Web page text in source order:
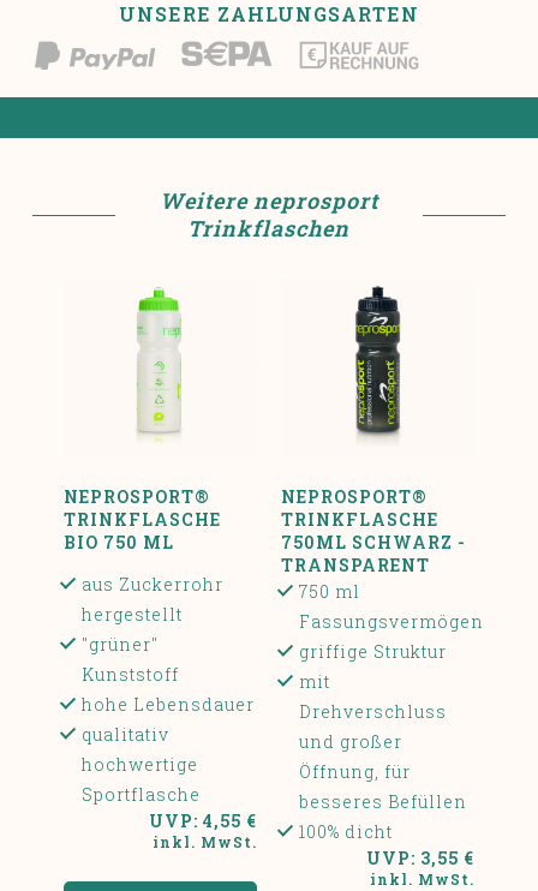
UNSERE ZAHLUNGSARTEN
Weitere neprosport
Trinkflaschen
NEPROSPORT®
TRINKFLASCHE
BIO 750 ML
aus Zuckerrohr
hergestellt
"grüner"
Kunststoff
hohe Lebensdauer
qualitativ
hochwertige
Sportflasche
UVP: 4,55 €
inkl. MwSt.
NEPROSPORT®
TRINKFLASCHE
750ML SCHWARZ -
TRANSPARENT
750 ml
Fassungsvermögen
griffige Struktur
mit
Drehverschluss
und großer
Öffnung, für
besseres Befüllen
100% dicht
UVP: 3,55 €
inkl. MwSt.